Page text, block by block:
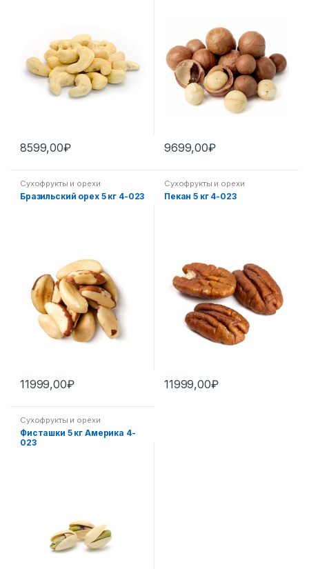
8599,00₽ 9699,00₽
Сухофрукты и орехи
Бразильский орех 5 кг 4-023
11999,00₽
Сухофрукты и орехи
Пекан 5 кг 4-023
11999,00₽
Сухофрукты и орехи
Фисташки 5 кг Америка 4-
023